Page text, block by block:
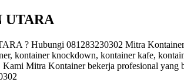
UTARA
? Hubungi 081283230302 Mitra Kontainer
kontainer knockdown, kontainer kafe,
Mitra Kontainer bekerja profesional